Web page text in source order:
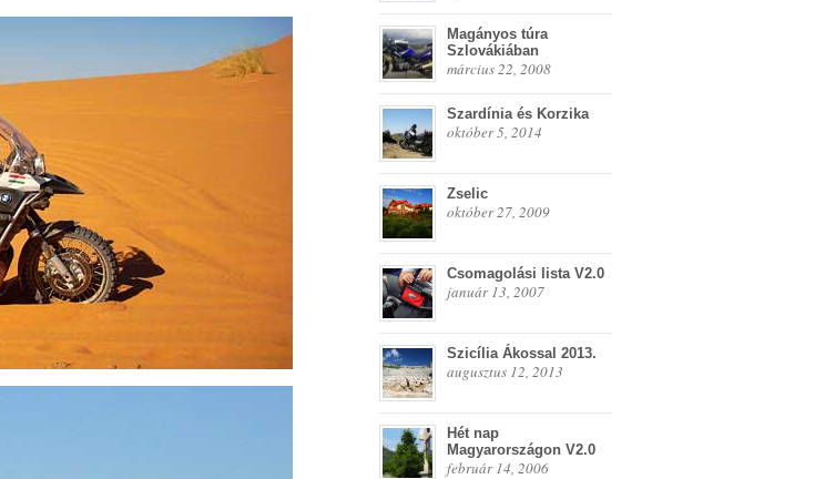
Magányos túra
Szlovákiában
március 22, 2008
Szardínia és Korzika
október 5, 2014
Zselic
október 27, 2009
Csomagolási lista V2.0
január 13, 2007
Szicília Ákossal 2013.
augusztus 12, 2013
Hét nap
Magyarországon V2.0
február 14, 2006